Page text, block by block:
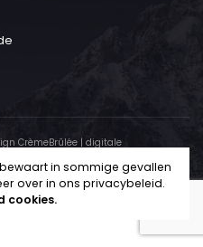
CrèmeBrûlée| digitale
in sommige gevallen
over in ons privacybeleid.
cookies.